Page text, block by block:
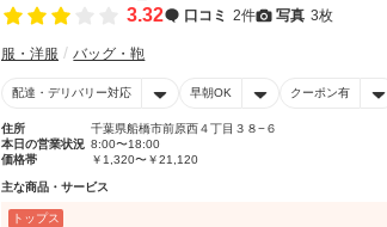
3.32 口コミ 2件 写真 3枚
服・洋服 バッグ・鞄
配達・デリバリー対応 早朝OK クーポン有
住所
千葉県船橋市前原西４丁目３８−６
本日の営業状況 8:00〜18:00
価格帯
￥1,320〜￥21,120
主な商品・サービス
トップス